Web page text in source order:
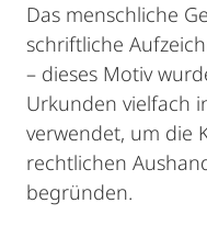
Das menschliche
schriftliche
– dieses Motiv
Urkunden vielfach
verwendet, um die
rechtlichen
begründen.